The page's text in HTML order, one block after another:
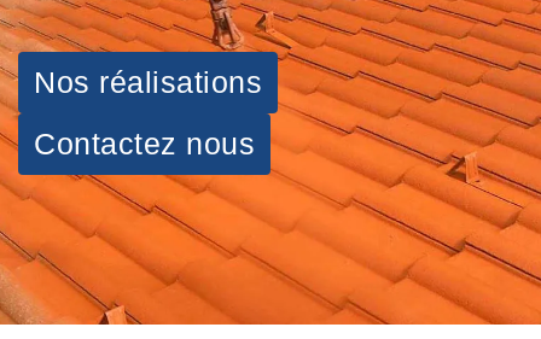
Nos réalisations
Contactez nous